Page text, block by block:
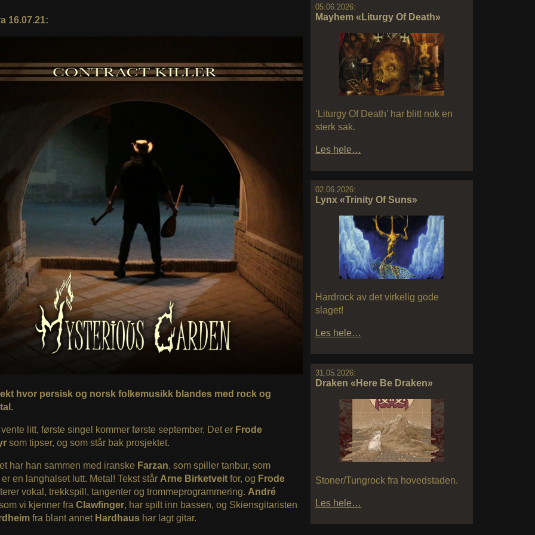
05.06.2026:
Mayhem «Liturgy Of Death»
‘Liturgy Of Death’ har blitt nok en
sterk sak.
Les hele…
02.06.2026:
Lynx «Trinity Of Suns»
Hardrock av det virkelig gode
slaget!
Les hele…
31.05.2026:
Draken «Here Be Draken»
Stoner/Tungrock fra hovedstaden.
Les hele…
16.07.21:
hvor persisk og norsk folkemusikk blandes med rock og
litt, første singel kommer første september. Det erFrode
som tipser, og som står bak prosjektet.
har han sammen med iranske Farzan, som spiller tanbur, som
en langhalset lutt. Metal! Tekst står Arne Birketveitfor, og Frode
vokal, trekkspill, tangenter og trommeprogrammering. André
vi kjenner fra Clawfinger, har spilt inn bassen, og Skiensgitaristen
fra blant annet Hardhaus har lagt gitar.